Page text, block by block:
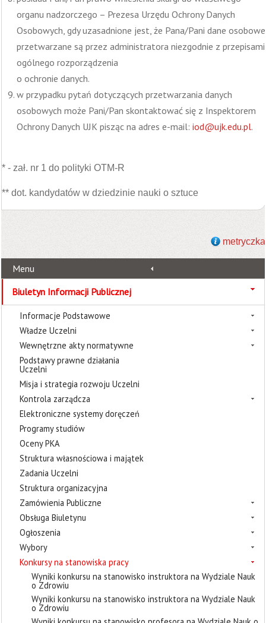
organu nadzorczego – Prezesa Urzędu Ochrony Danych
Osobowych, gdy uzasadnione jest, że Pana/Pani dane osobowe
przetwarzane są przez administratora niezgodnie z przepisami
ogólnego rozporządzenia
o ochronie danych.
w przypadku pytań dotyczących przetwarzania danych
osobowych może Pani/Pan skontaktować się z Inspektorem
Ochrony Danych UJK pisząc na adres e-mail: iod@ujk.edu.pl.
* - zał. nr 1 do polityki OTM-R
** dot. kandydatów w dziedzinie nauki o sztuce
metryczka
Menu
Biuletyn Informacji Publicznej
Informacje Podstawowe
Władze Uczelni
Wewnętrzne akty normatywne
Podstawy prawne działania
Uczelni
Misja i strategia rozwoju Uczelni
Kontrola zarządcza
Elektroniczne systemy doręczeń
Programy studiów
Oceny PKA
Struktura własnościowa i majątek
Zadania Uczelni
Struktura organizacyjna
Zamówienia Publiczne
Obsługa Biuletynu
Ogłoszenia
Wybory
Konkursy na stanowiska pracy
Wyniki konkursu na stanowisko instruktora na Wydziale Nauk
o Zdrowiu
Wyniki konkursu na stanowisko instruktora na Wydziale Nauk
o Zdrowiu